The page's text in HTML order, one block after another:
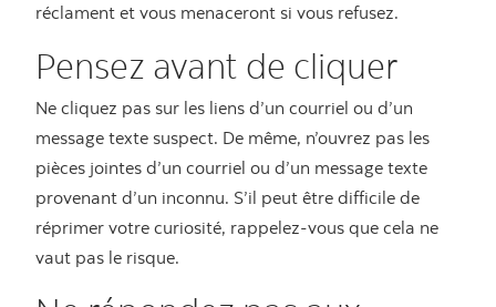
réclament et vous menaceront si vous refusez.
Pensez avant de cliquer
Ne cliquez pas sur les liens d’un courriel ou d’un
message texte suspect. De même, n’ouvrez pas les
pièces jointes d’un courriel ou d’un message texte
provenant d’un inconnu. S’il peut être difficile de
réprimer votre curiosité, rappelez-vous que cela ne
vaut pas le risque.